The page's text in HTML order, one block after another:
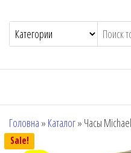
Головна » Каталог» Часы
Sale!